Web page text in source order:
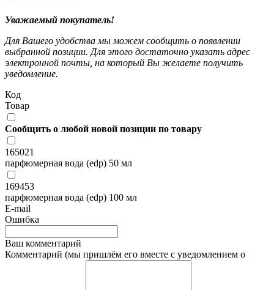
Уважаемый покупатель!
Для Вашего удобства мы можем сообщить о появлении
выбранной позиции. Для этого достаточно указать адрес
электронной почты, на который Вы желаете получить
уведомление.
Код
Товар
Сообщить о любой новой позиции по товару
165021
парфюмерная вода (edp) 50 мл
169453
парфюмерная вода (edp) 100 мл
E-mail
Ошибка
Ваш комментарий
Комментарий (мы пришлём его вместе с уведомлением о